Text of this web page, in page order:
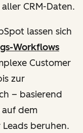
CRM-Daten.
lassen sich
Workflows
Customer
zur
– basierend
dem
beruhen.